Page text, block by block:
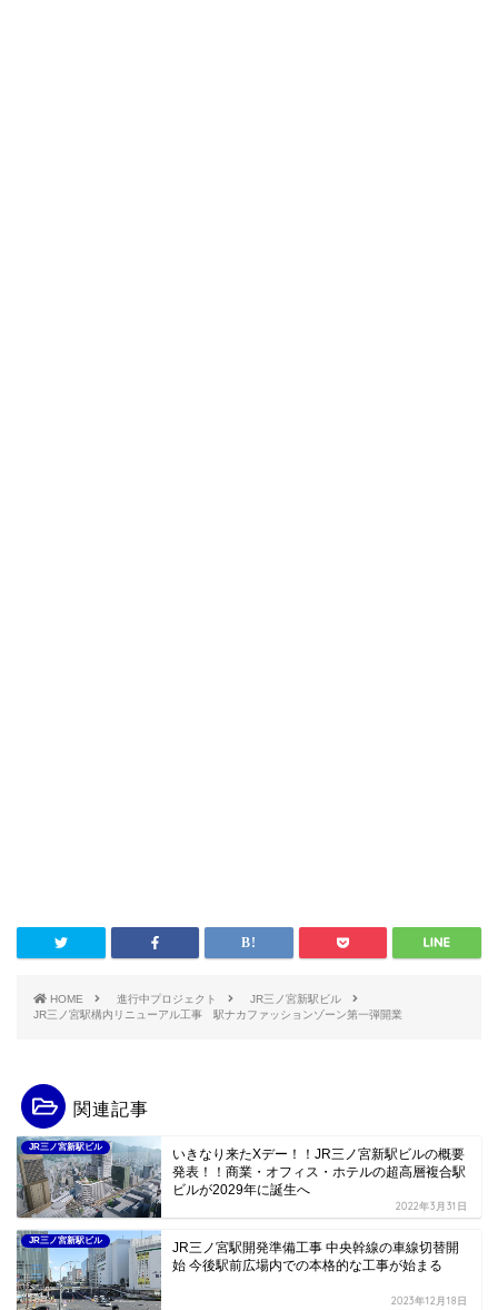
HOME 進行中プロジェクト
JR三ノ宮新駅ビル
JR三ノ宮駅構内リニューアル工事 駅ナカファッションゾーン第一弾開業
関連記事
JR三ノ宮新駅ビル
いきなり来たXデー！！JR三ノ宮新駅ビルの概要
発表！！商業・オフィス・ホテルの超高層複合駅
ビルが2029年に誕生へ
2022年3月31日
JR三ノ宮新駅ビル
JR三ノ宮駅開発準備工事 中央幹線の車線切替開
始 今後駅前広場内での本格的な工事が始まる
2023年12月18日